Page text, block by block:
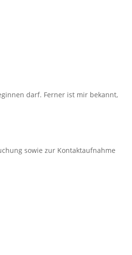
darf. Ferner ist mir bekannt,
sowie zur Kontaktaufnahme